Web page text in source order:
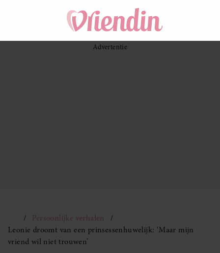
Persoonlijke verhalen
Leonie droomt van een prinsessenhuwelijk: ‘Maar mijn
vriend wil niet trouwen’